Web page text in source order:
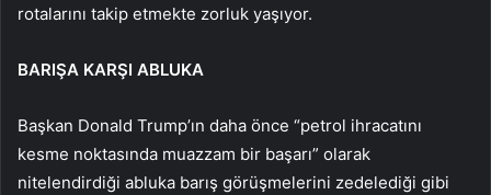
rotalarını takip etmekte zorluk yaşıyor.
BARIŞA KARŞI ABLUKA
Başkan Donald Trump’ın daha önce “petrol ihracatını
kesme noktasında muazzam bir başarı” olarak
nitelendirdiği abluka barış görüşmelerini zedelediği gibi